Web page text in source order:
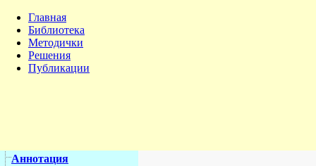
Главная
Библиотека
Методички
Решения
Публикации
Аннотация